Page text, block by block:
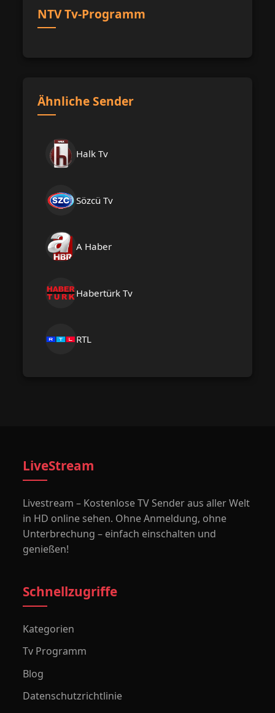
NTV Tv-Programm
Ähnliche Sender
Halk Tv
Sözcü Tv
A Haber
Habertürk Tv
RTL
LiveStream
Livestream – Kostenlose TV Sender aus aller Welt
in HD online sehen. Ohne Anmeldung, ohne
Unterbrechung – einfach einschalten und
genießen!
Schnellzugriffe
Kategorien
Tv Programm
Blog
Datenschutzrichtlinie